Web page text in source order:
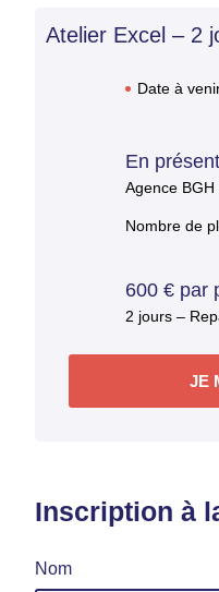
Atelier Excel – 2
Date à
En
Agence BGH
Nombre de
600 € par
2 jours –
JE
Inscription à
Nom